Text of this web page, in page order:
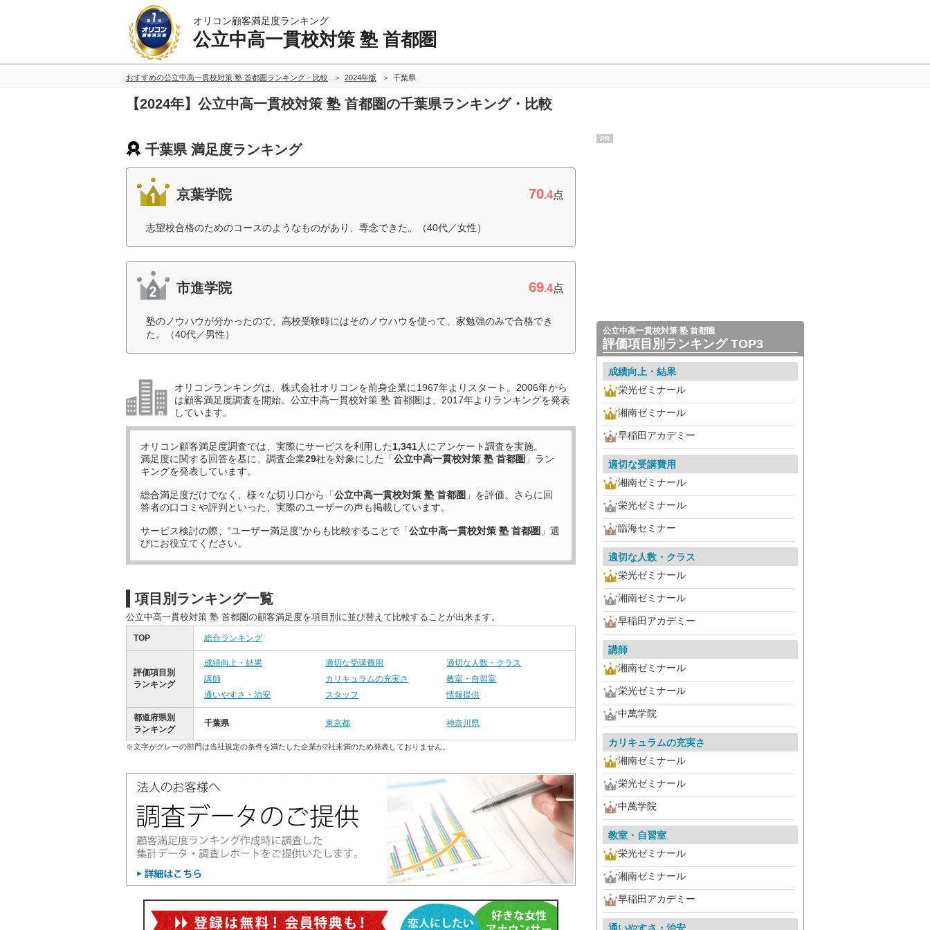
オリコン顧客満足度ランキング
公立中高一貫校対策 塾 首都圏
おすすめの公立中高一貫校対策 塾 首都圏ランキング・比較 2024年版 千葉県
【2024年】公立中高一貫校対策 塾 首都圏の千葉県ランキング・比較
千葉県 満足度ランキング
京葉学院 70.4点
志望校合格のためのコースのようなものがあり、専念できた。（40代／女性）
市進学院 69.4点
塾のノウハウが分かったので、高校受験時にはそのノウハウを使って、家勉強のみで合格でき
た。（40代／男性）
オリコンランキングは、株式会社オリコンを前身企業に1967年よりスタート。2006年から
は顧客満足度調査を開始。公立中高一貫校対策 塾 首都圏は、2017年よりランキングを発表
しています。
オリコン顧客満足度調査では、実際にサービスを利用した1,341人にアンケート調査を実施。
満足度に関する回答を基に、調査企業29社を対象にした「公立中高一貫校対策 塾 首都圏 」ラン
キングを発表しています。
総合満足度だけでなく、様々な切り口から「公立中高一貫校対策 塾 首都圏 」を評価。さらに回
答者の口コミや評判といった、実際のユーザーの声も掲載しています。
サービス検討の際、“ユーザー満足度”からも比較することで「公立中高一貫校対策 塾 首都圏 」選
びにお役立てください。
項目別ランキング一覧
公立中高一貫校対策 塾 首都圏の顧客満足度を項目別に並び替えて比較することが出来ます。
TOP 総合ランキング
評価項目別
ランキング
成績向上・結果 適切な受講費用
適切な人数・クラス
講師
カリキュラムの充実さ
教室・自習室
通いやすさ・治安
スタッフ 情報提供
都道府県別
ランキング
千葉県 東京都 神奈川県
※文字がグレーの部門は当社規定の条件を満たした企業が2社未満のため発表しておりません。
PR
公立中高一貫校対策 塾 首都圏
評価項目別ランキング TOP3
成績向上・結果
栄光ゼミナール
湘南ゼミナール
早稲田アカデミー
適切な受講費用
湘南ゼミナール
栄光ゼミナール
臨海セミナー
適切な人数・クラス
栄光ゼミナール
湘南ゼミナール
早稲田アカデミー
講師
湘南ゼミナール
栄光ゼミナール
中萬学院
カリキュラムの充実さ
湘南ゼミナール
栄光ゼミナール
中萬学院
教室・自習室
栄光ゼミナール
湘南ゼミナール
早稲田アカデミー